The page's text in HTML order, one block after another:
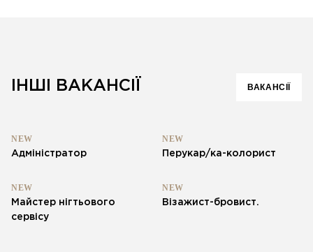
ІНШІ ВАКАНСІЇ ВАКАНСІЇ
NEW
Адміністратор
NEW
Перукар/ка-колорист
NEW
Майстер нігтьового
сервісу
NEW
Візажист-бровист.